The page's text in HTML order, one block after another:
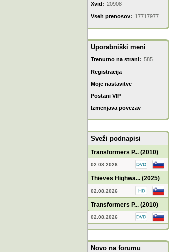
Xvid: 20908
Vseh prenosov: 17717977
Uporabniški meni
Trenutno na strani: 585
Registracija
Moje nastavitve
Postani VIP
Izmenjava povezav
Sveži podnapisi
Transformers P... (2010)
02.08.2026
Thieves Highwa... (2025)
02.08.2026
Transformers P... (2010)
02.08.2026
Novo na forumu